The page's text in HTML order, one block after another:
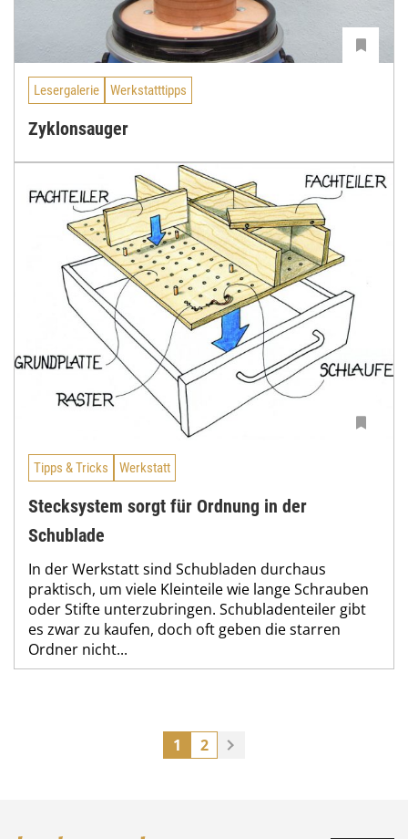
Lesergalerie Werkstatttipps
Zyklonsauger
Tipps & Tricks Werkstatt
Stecksystem sorgt für Ordnung in der
Schublade
In der Werkstatt sind Schubladen durchaus
praktisch, um viele Kleinteile wie lange Schrauben
oder Stifte unterzubringen. Schubladenteiler gibt
es zwar zu kaufen, doch oft geben die starren
Ordner nicht...
1 2